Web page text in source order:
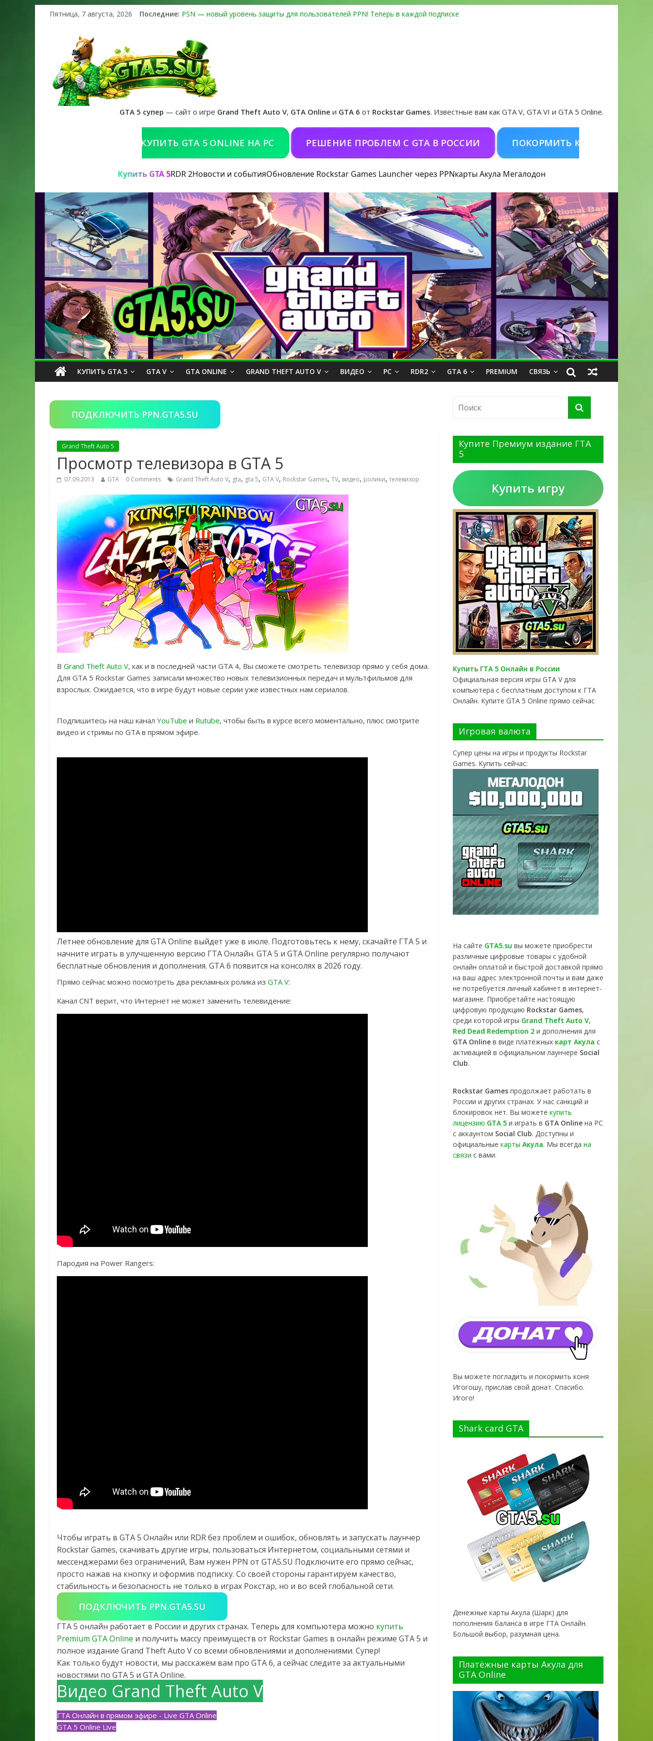
Пятница, 7 августа, 2026 Последние: PSN — новый уровень защиты для пользователей PPN! Теперь в каждой подписке
Получайте особые награды в GTA Online по программе Fine Art Collector
GTA 6 официальная обложка игры и Предзаказ Grand Theft Auto VI
GTA 5 супер — сайт о игре Grand Theft Auto V, GTA Online и GTA 6 от Rockstar Games. Известные вам как GTA V, GTA VI и GTA 5 Online.
КУПИТЬ GTA 5 ONLINE НА PC РЕШЕНИЕ ПРОБЛЕМ С GTA В РОССИИ ПОКОРМИТЬ КОНЯ (ДОНАТ)
Купить GTA 5RDR 2Новости и событияОбновление Rockstar Games Launcher через PPNкарты Акула Мегалодон
КУПИТЬ GTA 5 GTA V GTA ONLINE GRAND THEFT AUTO V ВИДЕО PC RDR2 GTA 6 PREMIUM СВЯЗЬ
ПОДКЛЮЧИТЬ PPN.GTA5.SU
Grand Theft Auto 5
Просмотр телевизора в GTA 5
07.09.2013 GTA 0 Comments Grand Theft Auto V, gta, gta 5, GTA V, Rockstar Games, TV, видео, ролики, телевизор
В Grand Theft Auto V, как и в последней части GTA 4, Вы сможете смотреть телевизор прямо у себя дома.
Для GTA 5 Rockstar Games записали множество новых телевизионных передач и мультфильмов для
взрослых. Ожидается, что в игре будут новые серии уже известных нам сериалов.
Подпишитесь на наш канал YouTube и Rutube, чтобы быть в курсе всего моментально, плюс смотрите
видео и стримы по GTA в прямом эфире.
Летнее обновление для GTA Online выйдет уже в июле. Подготовьтесь к нему, скачайте ГТА 5 и
начните играть в улучшенную версию ГТА Онлайн. GTA 5 и GTA Online регулярно получают
бесплатные обновления и дополнения. GTA 6 появится на консолях в 2026 году.
Прямо сейчас можно посмотреть два рекламных ролика из GTA V:
Канал CNT верит, что Интернет не может заменить телевидение:
Пародия на Power Rangers:
Чтобы играть в GTA 5 Онлайн или RDR без проблем и ошибок, обновлять и запускать лаунчер
Rockstar Games, скачивать другие игры, пользоваться Интернетом, социальными сетями и
мессенджерами без ограничений, Вам нужен PPN от GTA5.SU Подключите его прямо сейчас,
просто нажав на кнопку и оформив подписку. Со своей стороны гарантируем качество,
стабильность и безопасность не только в играх Рокстар, но и во всей глобальной сети.
ПОДКЛЮЧИТЬ PPN.GTA5.SU
ГТА 5 онлайн работает в России и других странах. Теперь для компьютера можно купить
Premium GTA Online и получить массу преимуществ от Rockstar Games в онлайн режиме GTA 5 и
полное издание Grand Theft Auto V со всеми обновлениями и дополнениями. Супер!
Как только будут новости, мы расскажем вам про GTA 6, а сейчас следите за актуальными
новостями по GTA 5 и GTA Online.
Видео Grand Theft Auto V
ГТА Онлайн в прямом эфире - Live GTA Online
GTA 5 Online Live
Купите Премиум издание ГТА
5
Купить игру
Купить ГТА 5 Онлайн в России
Официальная версия игры GTA V для
компьютера с бесплатным доступом к ГТА
Онлайн. Купите GTA 5 Online прямо сейчас
Игровая валюта
Супер цены на игры и продукты Rockstar
Games. Купить сейчас:
На сайте GTA5.su вы можете приобрести
различные цифровые товары с удобной
онлайн оплатой и быстрой доставкой прямо
на ваш адрес электронной почты и вам даже
не потребуется личный кабинет в интернет-
магазине. Приобретайте настоящую
цифровую продукцию Rockstar Games,
среди которой игры Grand Theft Auto V,
Red Dead Redemption 2 и дополнения для
GTA Online в виде платёжных карт Акула с
активацией в официальном лаунчере Social
Club.
Rockstar Games продолжает работать в
России и других странах. У нас санкций и
блокировок нет. Вы можете купить
лицензию GTA 5 и играть в GTA Online на PC
с аккаунтом Social Club. Доступны и
официальные карты Акула. Мы всегда на
связи с вами.
Вы можете погладить и покормить коня
Игогошу, прислав свой донат. Спасибо.
Игого!
Shark card GTA
Денежные карты Акула (Шарк) для
пополнения баланса в игре ГТА Онлайн.
Большой выбор, разумная цена.
Платёжные карты Акула для
GTA Online